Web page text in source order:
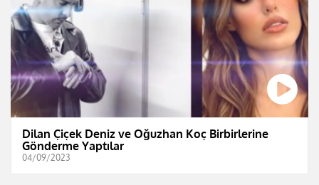
Dilan Çiçek Deniz ve Oğuzhan Koç Birbirlerine
Gönderme Yaptılar
04/09/2023